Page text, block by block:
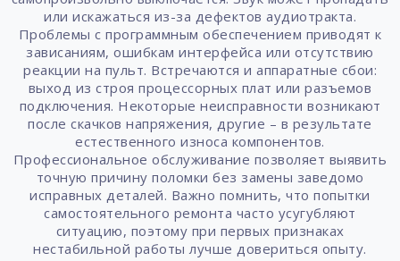
или искажаться из-за дефектов аудиотракта.
Проблемы с программным обеспечением приводят к
зависаниям, ошибкам интерфейса или отсутствию
реакции на пульт. Встречаются и аппаратные сбои:
выход из строя процессорных плат или разъемов
подключения. Некоторые неисправности возникают
после скачков напряжения, другие – в результате
естественного износа компонентов.
Профессиональное обслуживание позволяет выявить
точную причину поломки без замены заведомо
исправных деталей. Важно помнить, что попытки
самостоятельного ремонта часто усугубляют
ситуацию, поэтому при первых признаках
нестабильной работы лучше довериться опыту.